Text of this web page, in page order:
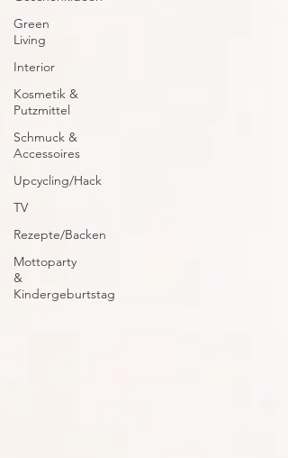
Green
Living
Interior
Kosmetik &
Putzmittel
Schmuck &
Accessoires
Upcycling/Hack
TV
Rezepte/Backen
Mottoparty
&
Kindergeburtstag